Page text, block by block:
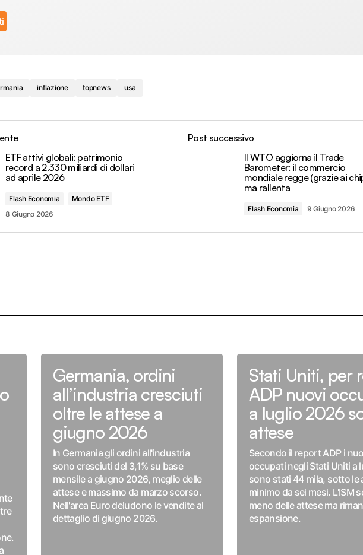
inflazione topnews usa
ETF attivi globali: patrimonio
record a 2.330 miliardi di dollari
ad aprile 2026
Flash Economia
Mondo ETF
8 Giugno 2026
Post successivo
Il WTO aggiorna il Trade
Barometer: il commercio
mondiale regge (grazie ai
ma rallenta
Flash Economia 9 Giugno 2026
Germania, ordini
all’industria cresciuti
oltre le attese a
giugno 2026
In Germania gli ordini all'industria
sono cresciuti del 3,1% su base
mensile a giugno 2026, meglio delle
attese e massimo da marzo scorso.
Nell'area Euro deludono le vendite al
dettaglio di giugno 2026.
Stati Uniti, per
ADP nuovi
a luglio 2026
attese
Secondo il report ADP i
occupati negli Stati Uniti a
sono stati 44 mila, sotto le
minimo da sei mesi. L'ISM
meno delle attese ma
espansione.